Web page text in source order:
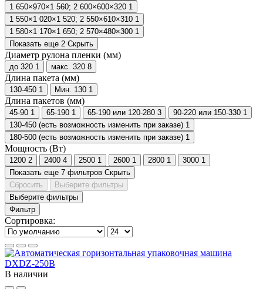
1 650×970×1 560; 2 600×600×320 1
1 550×1 020×1 520; 2 550×610×310 1
1 580×1 170×1 650; 2 570×480×300 1
Показать еще 2 Скрыть
Диаметр рулона пленки (мм)
до 320 1 макс. 320 8
Длина пакета (мм)
130-450 1 Мин. 130 1
Длина пакетов (мм)
45-90 1 65-190 1 65-190 или 120-280 3 90-220 или 150-330 1
130-450 (есть возможность изменить при заказе) 1
180-500 (есть возможность изменить при заказе) 1
Мощность (Вт)
1200 2 2400 4 2500 1 2600 1 2800 1 3000 1
Показать еще 7 фильтров Скрыть
Сбросить
Выберите фильтры
Выберите фильтры
Фильтр
Сортировка:
В наличии